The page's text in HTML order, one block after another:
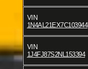
VIN
1N4AL21EX7C103944
VIN
1J4FJ87S2NL153394